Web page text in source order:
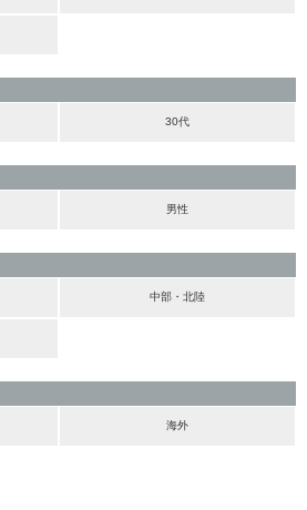
30代
男性
中部・北陸
海外